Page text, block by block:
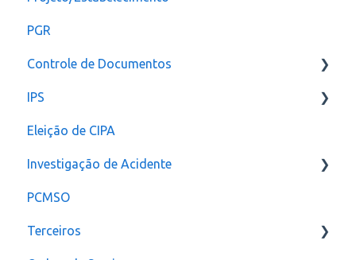
PGR
Controle de Documentos
Notificação
IPS
Configurações
Eleição de CIPA
Investigação de Acidente
Configuração
PCMSO
Terceiros